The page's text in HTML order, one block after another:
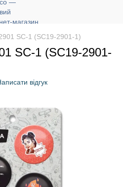
2901 SC-1 (SC19-2901-1)
SC-1 (SC19-2901-
відгук